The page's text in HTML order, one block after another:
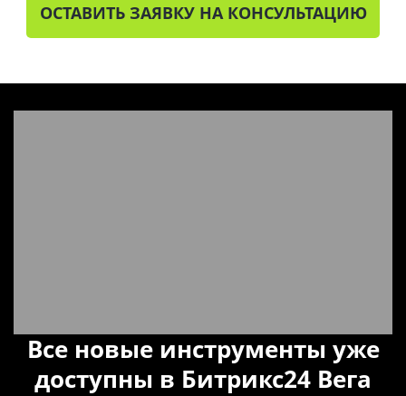
ОСТАВИТЬ ЗАЯВКУ НА КОНСУЛЬТАЦИЮ
Все новые инструменты уже
доступны в Битрикс24 Вега